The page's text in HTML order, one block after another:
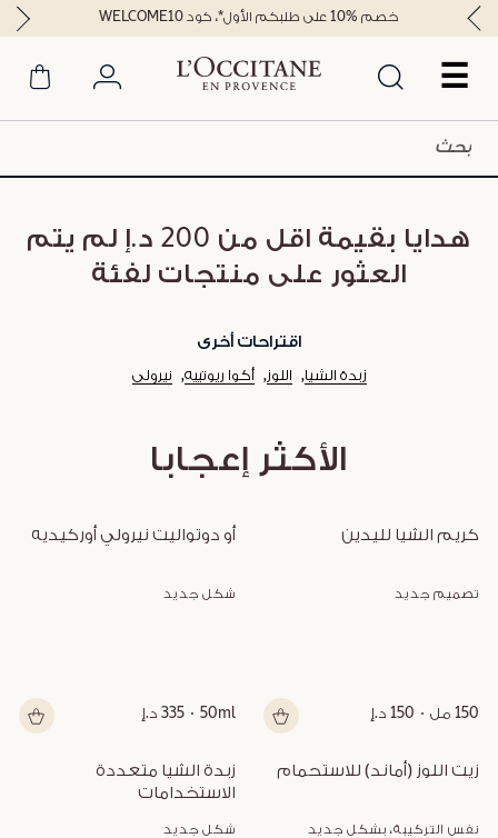
☰
خصم %10 على طلبكم الأول*، كود WELCOME10
هدايا بقيمة اقل من 200 د.إ لم يتم
العثور على منتجات لفئة
اقتراحات أخرى
زبدة الشيا اللوز أكوا ريوتييه نيرولي
الأكثر إعجابا
كريم الشيا لليدين
تصميم جديد
150 مل 150 د.إ
أو دوتواليت نيرولي أوركيديه
شكل جديد
50ml 335 د.إ
زيت اللوز (أماند) للاستحمام
نفس التركيبة، بشكل جديد
الاستخدامات
شكل جديد